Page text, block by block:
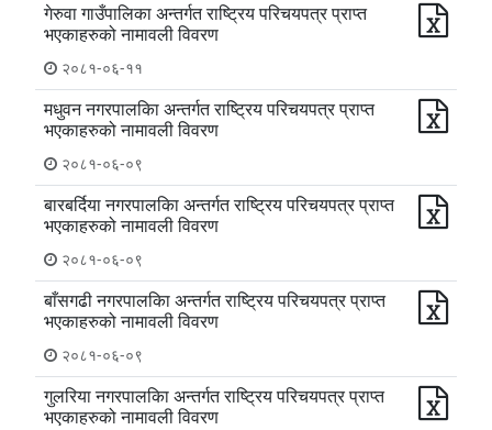
गेरुवा गाउँपालिका अन्तर्गत राष्ट्रिय परिचयपत्र प्राप्त
भएकाहरुको नामावली विवरण
२०८१-०६-११
मधुवन नगरपालकिा अन्तर्गत राष्ट्रिय परिचयपत्र प्राप्त
भएकाहरुको नामावली विवरण
२०८१-०६-०९
बारबर्दिया नगरपालकिा अन्तर्गत राष्ट्रिय परिचयपत्र प्राप्त
भएकाहरुको नामावली विवरण
२०८१-०६-०९
बाँसगढी नगरपालकिा अन्तर्गत राष्ट्रिय परिचयपत्र प्राप्त
भएकाहरुको नामावली विवरण
२०८१-०६-०९
गुलरिया नगरपालकिा अन्तर्गत राष्ट्रिय परिचयपत्र प्राप्त
भएकाहरुको नामावली विवरण